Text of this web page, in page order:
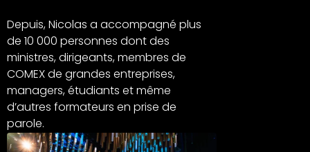
Depuis, Nicolas a accompagné plus
de 10 000 personnes dont des
ministres, dirigeants, membres de
COMEX de grandes entreprises,
managers, étudiants et même
d’autres formateurs en prise de
parole.